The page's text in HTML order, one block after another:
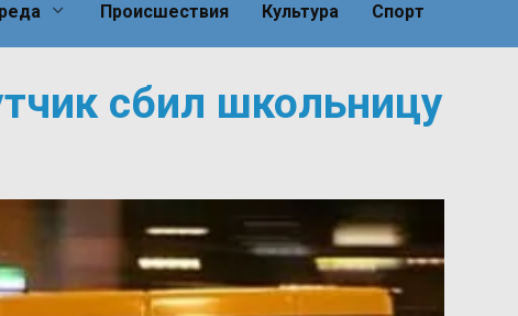
Происшествия Культура Спорт
сбил школьницу